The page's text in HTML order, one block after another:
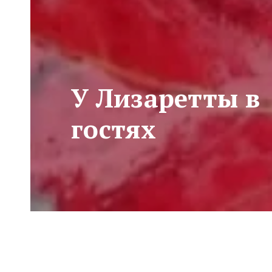
У Лизаретты в
гостях